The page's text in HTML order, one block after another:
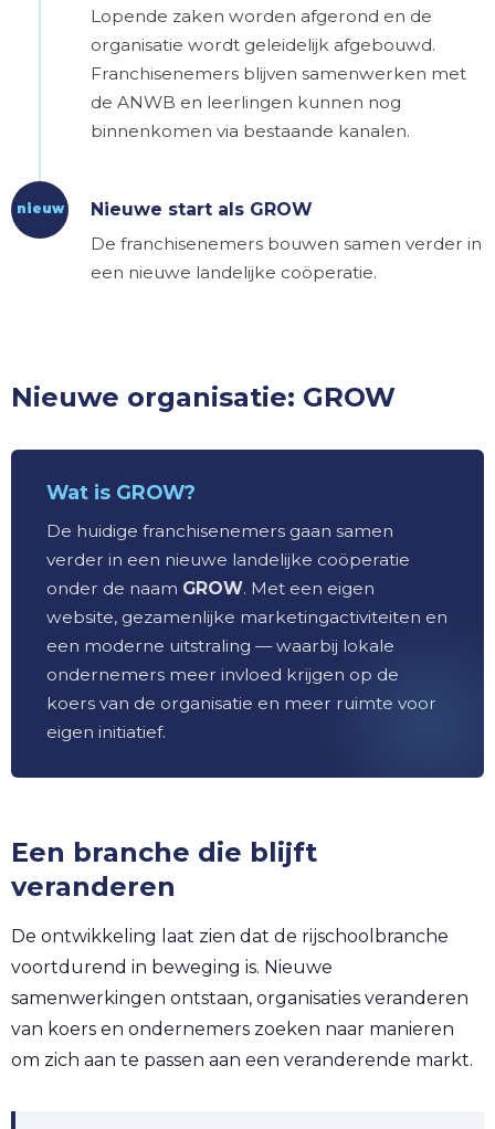
Lopende zaken worden afgerond en de
organisatie wordt geleidelijk afgebouwd.
Franchisenemers blijven samenwerken met
de ANWB en leerlingen kunnen nog
binnenkomen via bestaande kanalen.
nieuw
Nieuwe start als GROW
De franchisenemers bouwen samen verder in
een nieuwe landelijke coöperatie.
Nieuwe organisatie: GROW
Wat is GROW?
De huidige franchisenemers gaan samen
verder in een nieuwe landelijke coöperatie
onder de naam GROW. Met een eigen
website, gezamenlijke marketingactiviteiten en
een moderne uitstraling — waarbij lokale
ondernemers meer invloed krijgen op de
koers van de organisatie en meer ruimte voor
eigen initiatief.
Een branche die blijft
veranderen
De ontwikkeling laat zien dat de rijschoolbranche
voortdurend in beweging is. Nieuwe
samenwerkingen ontstaan, organisaties veranderen
van koers en ondernemers zoeken naar manieren
om zich aan te passen aan een veranderende markt.